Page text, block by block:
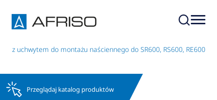
z uchwytem do montażu naściennego do SR600, RS600, RE600
Przeglądaj katalog produktów